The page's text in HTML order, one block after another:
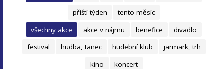
příští týden
tento měsíc
všechny akce
akce v nájmu benefice
divadlo
festival
hudba, tanec hudební klub
jarmark, trh
kino
koncert